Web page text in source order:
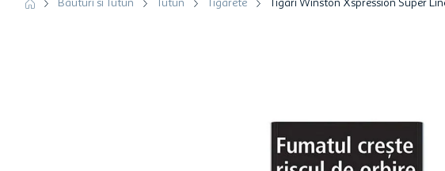
Bauturi si Tutun Tutun Tigarete Tigari Winston Xspression Super